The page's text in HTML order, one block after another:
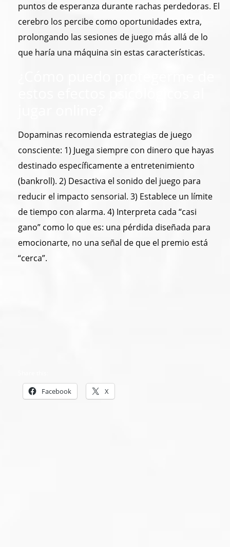
puntos de esperanza durante rachas perdedoras. El
cerebro los percibe como oportunidades extra,
prolongando las sesiones de juego más allá de lo
que haría una máquina sin estas características.
Dopaminas recomienda estrategias de juego
consciente: 1) Juega siempre con dinero que hayas
destinado específicamente a entretenimiento
(bankroll). 2) Desactiva el sonido del juego para
reducir el impacto sensorial. 3) Establece un límite
de tiempo con alarma. 4) Interpreta cada “casi
gano” como lo que es: una pérdida diseñada para
emocionarte, no una señal de que el premio está
“cerca”.
Facebook X